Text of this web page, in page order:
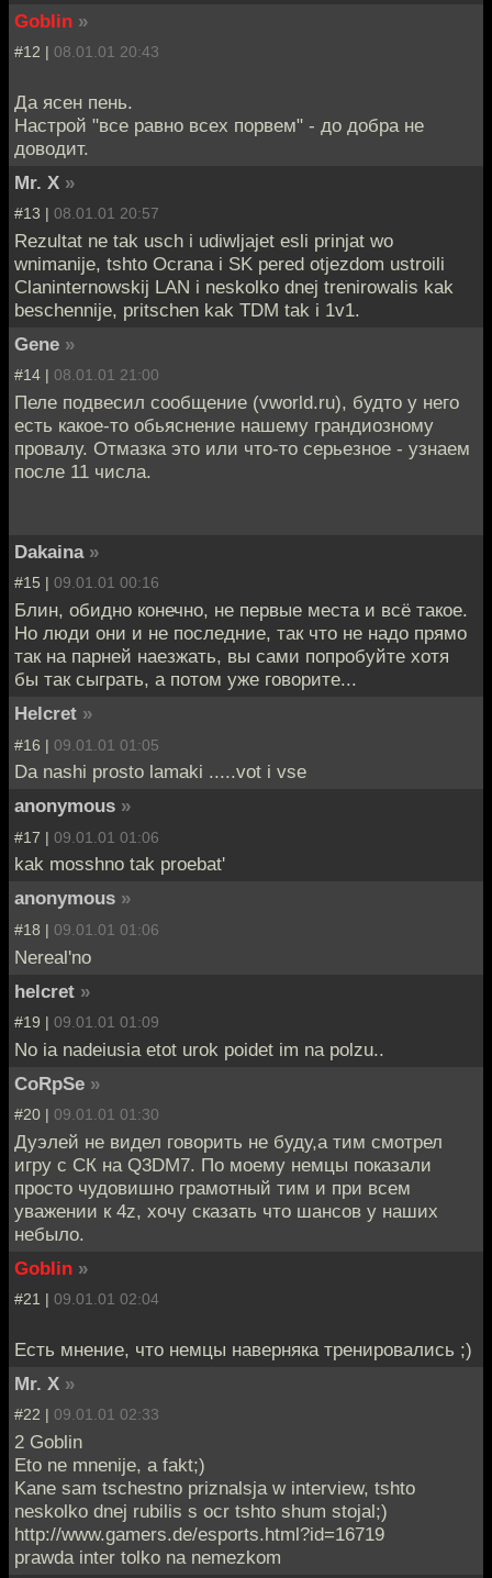
Goblin »
#12 | 08.01.01 20:43
Да ясен пень.
Настрой "все равно всех порвем" - до добра не
доводит.
Mr. X »
#13 | 08.01.01 20:57
Rezultat ne tak usch i udiwljajet esli prinjat wo
wnimanije, tshto Ocrana i SK pered otjezdom ustroili
Claninternowskij LAN i neskolko dnej trenirowalis kak
beschennije, pritschen kak TDM tak i 1v1.
Gene »
#14 | 08.01.01 21:00
Пеле подвесил сообщение (vworld.ru), будто у него
есть какое-то обьяснение нашему грандиозному
провалу. Отмазка это или что-то серьезное - узнаем
после 11 числа.
Dakaina »
#15 | 09.01.01 00:16
Блин, обидно конечно, не первые места и всё такое.
Но люди они и не последние, так что не надо прямо
так на парней наезжать, вы сами попробуйте хотя
бы так сыграть, а потом уже говорите...
Helcret »
#16 | 09.01.01 01:05
Da nashi prosto lamaki .....vot i vse
anonymous »
#17 | 09.01.01 01:06
kak mosshno tak proebat'
anonymous »
#18 | 09.01.01 01:06
Nereal'no
helcret »
#19 | 09.01.01 01:09
No ia nadeiusia etot urok poidet im na polzu..
CoRpSe »
#20 | 09.01.01 01:30
Дуэлей не видел говорить не буду,а тим смотрел
игру с СК на Q3DM7. По моему немцы показали
просто чудовишно грамотный тим и при всем
уважении к 4z, хочу сказать что шансов у наших
небыло.
Goblin »
#21 | 09.01.01 02:04
Есть мнение, что немцы наверняка тренировались ;)
Mr. X »
#22 | 09.01.01 02:33
2 Goblin
Eto ne mnenije, a fakt;)
Kane sam tschestno priznalsja w interview, tshto
neskolko dnej rubilis s ocr tshto shum stojal;)
http://www.gamers.de/esports.html?id=16719
prawda inter tolko na nemezkom